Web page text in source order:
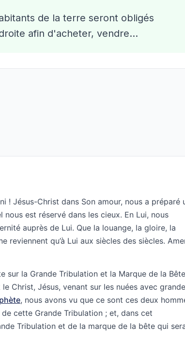
de la terre seront obligés
afin d'acheter, vendre...
! Jésus-Christ dans Son amour, nous a préparé
est réservé dans les cieux. En Lui, nous
auprès de Lui. Que la louange, la gloire, la
reviennent qu’à Lui aux siècles des siècles.
sur la Grande Tribulation et la Marque de la
Christ, Jésus, venant sur les nuées avec grande
, nous avons vu que ce sont ces deux
cette Grande Tribulation ; et, dans cet
Tribulation et de la marque de la bête qui